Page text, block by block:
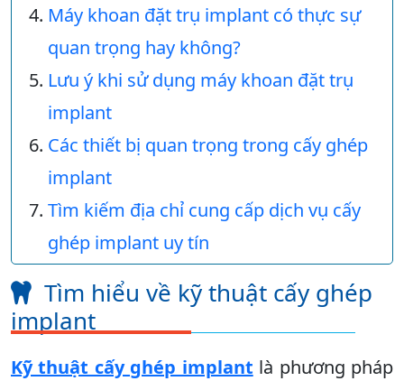
Máy khoan đặt trụ implant có thực sự
quan trọng hay không?
Lưu ý khi sử dụng máy khoan đặt trụ
implant
Các thiết bị quan trọng trong cấy ghép
implant
Tìm kiếm địa chỉ cung cấp dịch vụ cấy
ghép implant uy tín
Tìm hiểu về kỹ thuật cấy ghép
implant
Kỹ thuật cấy ghép implant là phương pháp